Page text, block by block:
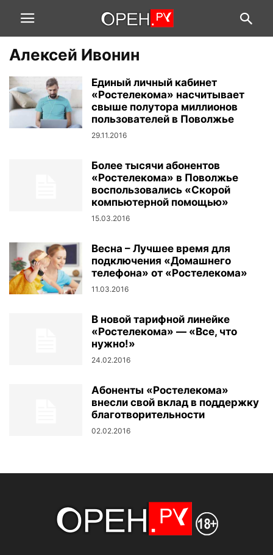
Алексей Ивонин
Единый личный кабинет
«Ростелекома» насчитывает
свыше полутора миллионов
пользователей в Поволжье
29.11.2016
Более тысячи абонентов
«Ростелекома» в Поволжье
воспользовались «Скорой
компьютерной помощью»
15.03.2016
Весна – Лучшее время для
подключения «Домашнего
телефона» от «Ростелекома»
11.03.2016
В новой тарифной линейке
«Ростелекома» — «Все, что
нужно!»
24.02.2016
Абоненты «Ростелекома»
внесли свой вклад в поддержку
благотворительности
02.02.2016